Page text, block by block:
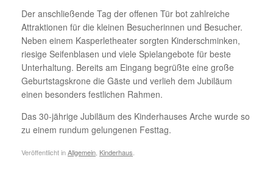
Der anschließende Tag der offenen Tür bot zahlreiche
Attraktionen für die kleinen Besucherinnen und Besucher.
Neben einem Kasperletheater sorgten Kinderschminken,
riesige Seifenblasen und viele Spielangebote für beste
Unterhaltung. Bereits am Eingang begrüßte eine große
Geburtstagskrone die Gäste und verlieh dem Jubiläum
einen besonders festlichen Rahmen.
Das 30-jährige Jubiläum des Kinderhauses Arche wurde so
zu einem rundum gelungenen Festtag.
Veröffentlicht inAllgemein Kinderhaus